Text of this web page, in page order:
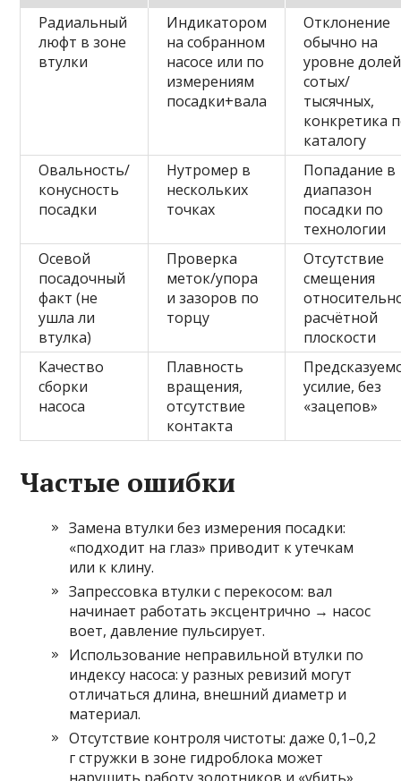
Радиальный
люфт в зоне
втулки
Индикатором
на собранном
насосе или по
измерениям
посадки+вала
Отклонение
обычно на
уровне долей
сотых/
тысячных,
конкретика
каталогу
Овальность/
конусность
посадки
Нутромер в
нескольких
точках
Попадание в
диапазон
посадки по
технологии
Осевой
посадочный
факт (не
ушла ли
втулка)
Проверка
меток/упора
и зазоров по
торцу
Отсутствие
смещения
расчётной
плоскости
Качество
сборки
насоса
Плавность
вращения,
отсутствие
контакта
усилие, без
«зацепов»
Частые ошибки
Замена втулки без измерения посадки:
«подходит на глаз» приводит к утечкам
или к клину.
Запрессовка втулки с перекосом: вал
начинает работать эксцентрично → насос
воет, давление пульсирует.
Использование неправильной втулки по
индексу насоса: у разных ревизий могут
отличаться длина, внешний диаметр и
материал.
Отсутствие контроля чистоты: даже 0,1–0,2
г стружки в зоне гидроблока может